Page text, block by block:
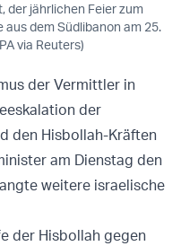
der jährlichen Feier zum
dem Südlibanon am 25.
via Reuters)
der Vermittler in
der
den Hisbollah-Kräften
am Dienstag den
weitere israelische
der Hisbollah gegen